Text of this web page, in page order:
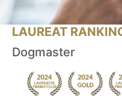
LAUREAT
Dogmaster